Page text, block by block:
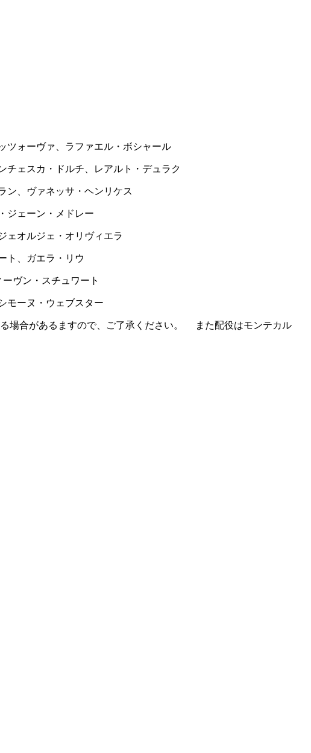
ツォーヴァ、ラファエル・ボシャール
チェスカ・ドルチ、レアルト・デュラク
ン、ヴァネッサ・ヘンリケス
ジェーン・メドレー
ェオルジェ・オリヴィエラ
ト、ガエラ・リウ
ヴン・スチュワート
モーヌ・ウェブスター
場合があるますので、ご了承ください。 また配役はモンテカル